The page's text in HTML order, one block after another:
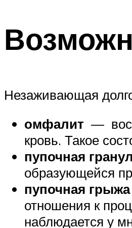
Незаживающая
омфалит —
кровь. Такое
пупочная
образующейся
пупочная грыжа
отношения к
наблюдается у